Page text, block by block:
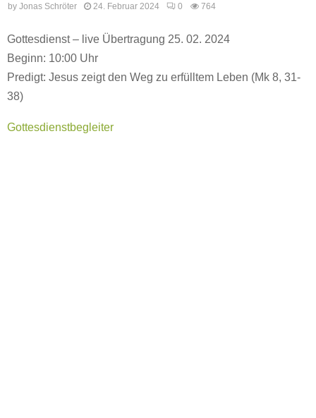
by Jonas Schröter 24. Februar 2024 0 764
Gottesdienst – live Übertragung 25. 02. 2024
Beginn: 10:00 Uhr
Predigt: Jesus zeigt den Weg zu erfülltem Leben (Mk 8, 31-
38)
Gottesdienstbegleiter